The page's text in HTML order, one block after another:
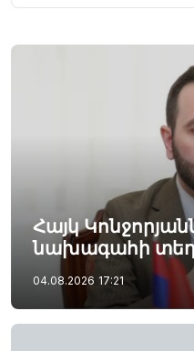
Հայկ
նախագահի
04.08.2026 17:21